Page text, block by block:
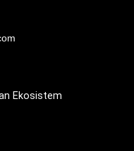
Ekosistem